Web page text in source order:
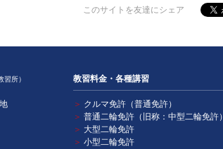
このサイトを友達にシェア
習所） 教習料金・各種講習
＞ クルマ免許（普通免許）
＞ 普通二輪免許（旧称：中型二輪免許）
＞ 大型二輪免許
＞ 小型二輪免許